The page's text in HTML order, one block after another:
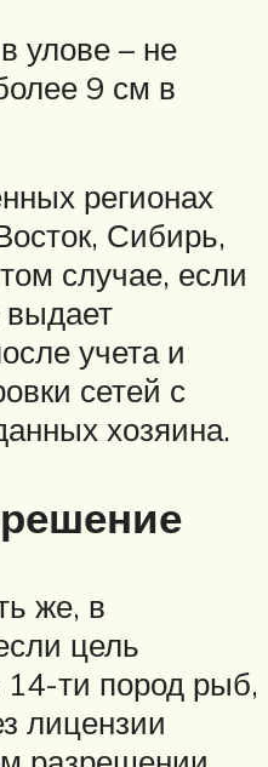
улове – не
9 см в
регионах
Сибирь,
случае, если
выдает
учета и
сетей с
хозяина.
же, в
цель
ти пород рыб,
лицензии